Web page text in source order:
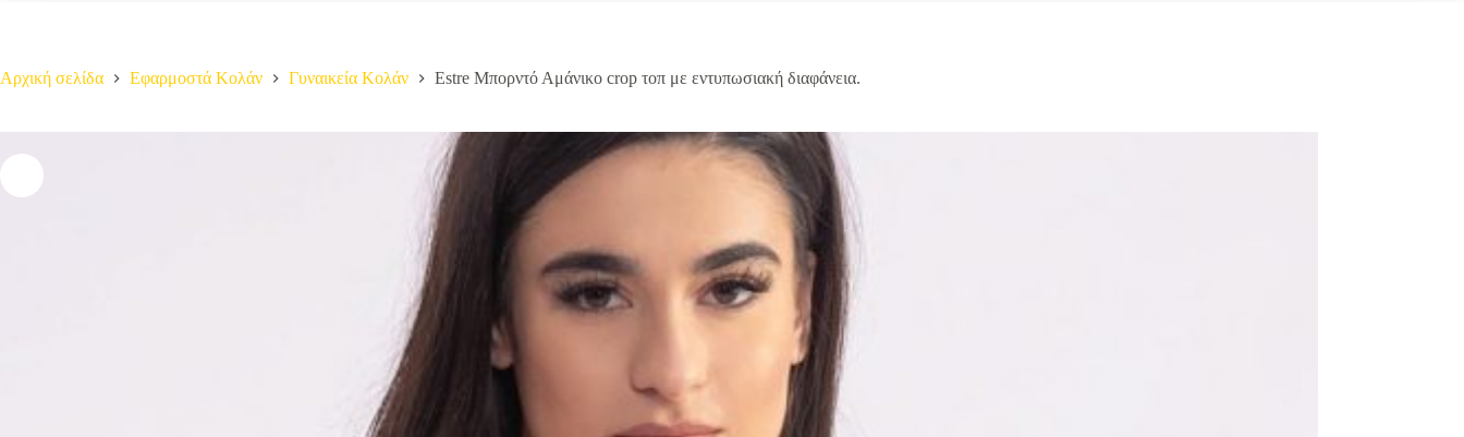
Αρχική σελίδα Εφαρμοστά Κολάν Γυναικεία Κολάν Estre Μπορντό Αμάνικο crop τοπ με εντυπωσιακή διαφάνεια.